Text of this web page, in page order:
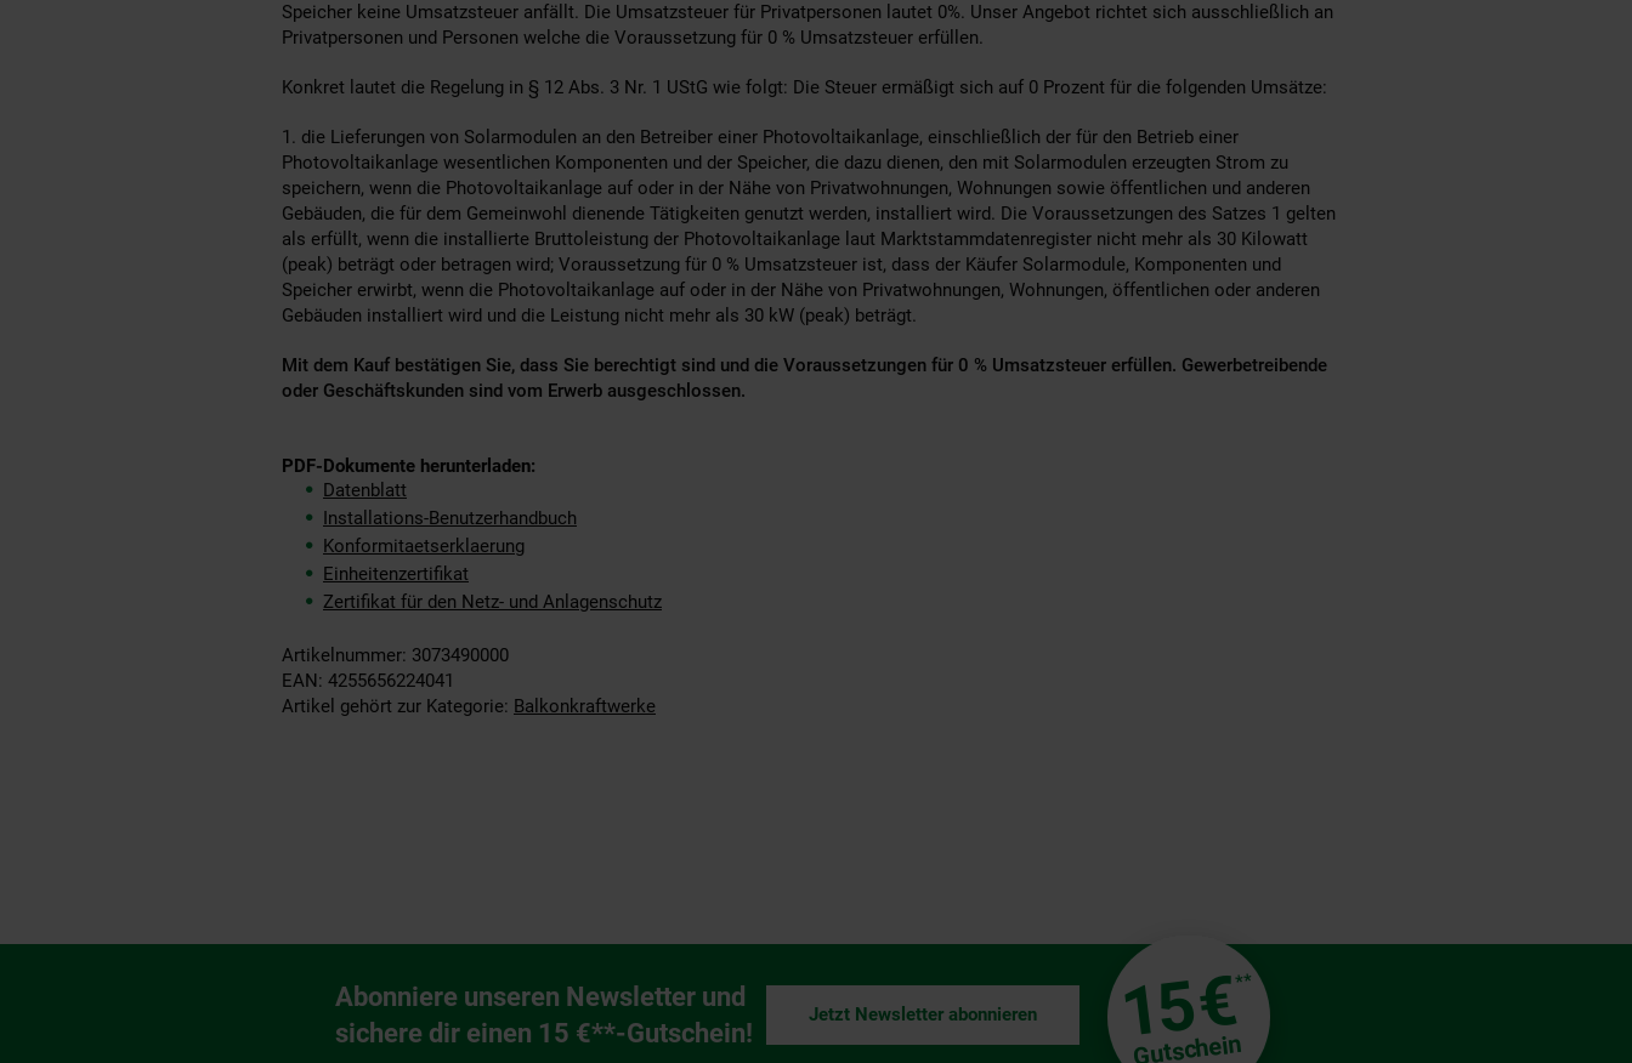
Speicher keine Umsatzsteuer anfällt. Die Umsatzsteuer für Privatpersonen lautet 0%. Unser Angebot richtet sich ausschließlich an
Privatpersonen und Personen welche die Voraussetzung für 0 % Umsatzsteuer erfüllen.
Konkret lautet die Regelung in § 12 Abs. 3 Nr. 1 UStG wie folgt: Die Steuer ermäßigt sich auf 0 Prozent für die folgenden Umsätze:
1. die Lieferungen von Solarmodulen an den Betreiber einer Photovoltaikanlage, einschließlich der für den Betrieb einer
Photovoltaikanlage wesentlichen Komponenten und der Speicher, die dazu dienen, den mit Solarmodulen erzeugten Strom zu
speichern, wenn die Photovoltaikanlage auf oder in der Nähe von Privatwohnungen, Wohnungen sowie öffentlichen und anderen
Gebäuden, die für dem Gemeinwohl dienende Tätigkeiten genutzt werden, installiert wird. Die Voraussetzungen des Satzes 1 gelten
als erfüllt, wenn die installierte Bruttoleistung der Photovoltaikanlage laut Marktstammdatenregister nicht mehr als 30 Kilowatt
(peak) beträgt oder betragen wird; Voraussetzung für 0 % Umsatzsteuer ist, dass der Käufer Solarmodule, Komponenten und
Speicher erwirbt, wenn die Photovoltaikanlage auf oder in der Nähe von Privatwohnungen, Wohnungen, öffentlichen oder anderen
Gebäuden installiert wird und die Leistung nicht mehr als 30 kW (peak) beträgt.
Mit dem Kauf bestätigen Sie, dass Sie berechtigt sind und die Voraussetzungen für 0 % Umsatzsteuer erfüllen. Gewerbetreibende
oder Geschäftskunden sind vom Erwerb ausgeschlossen.
PDF-Dokumente herunterladen:
Datenblatt
Installations-Benutzerhandbuch
Konformitaetserklaerung
Einheitenzertifikat
Zertifikat für den Netz- und Anlagenschutz
Artikelnummer: 3073490000
EAN: 4255656224041
Artikel gehört zur Kategorie: Balkonkraftwerke
Newsletter Anmeldung
Abonniere unseren Newsletter und
sichere dir einen 15 €**-Gutschein!
15€**
Gutschein
Jetzt Newsletter abonnieren